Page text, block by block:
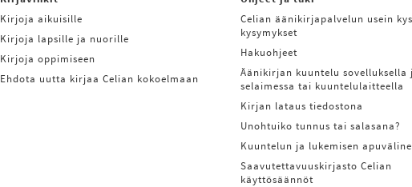
Kirjoja aikuisille
Kirjoja lapsille ja nuorille
Kirjoja oppimiseen
Ehdota uutta kirjaa Celian kokoelmaan
Celian äänikirjapalvelun usein
kysymykset
Hakuohjeet
Äänikirjan kuuntelu sovelluksella
selaimessa tai kuuntelulaitteella
Kirjan lataus tiedostona
Unohtuiko tunnus tai salasana?
Kuuntelun ja lukemisen
Saavutettavuuskirjasto Celian
käyttösäännöt